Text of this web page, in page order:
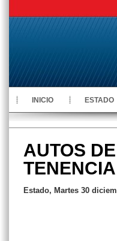
INICIO ESTADO
AUTOS
Estado, Martes 30